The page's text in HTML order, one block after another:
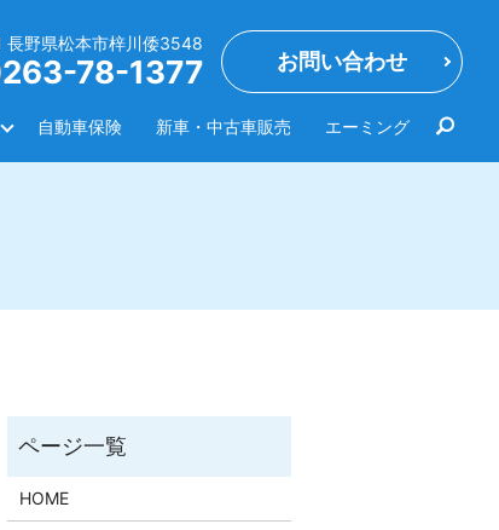
長野県松本市梓川倭3548
78-1377 お問い合わせ
自動車保険 新車・中古車販売 エーミング
HOME